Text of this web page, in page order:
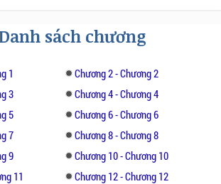
bạn thứ ba:
chỗ nào không đúng lắm,
cũng là bạn thôi.
xuất ngũ mặt đơ với tâm hồn
x nam thần trường học mặt
nhạy cảm.
sách chương
1
Chương 2 - Chương 2
3
Chương 4 - Chương 4
5
Chương 6 - Chương 6
7
Chương 8 - Chương 8
9
Chương 10 - Chương 10
11
Chương 12 - Chương 12